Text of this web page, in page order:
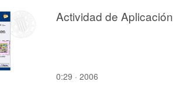
Actividad de Aplicación
0:29 · 2006